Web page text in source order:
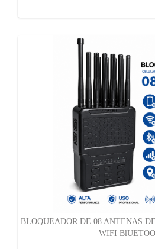
BLOQUEADOR DE 08 ANTENAS
WIFI